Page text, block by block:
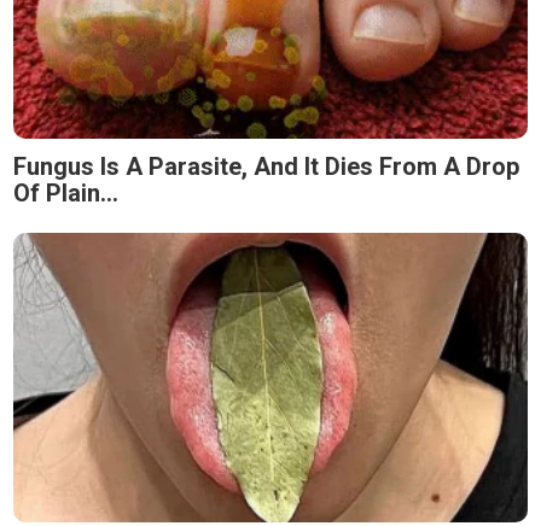
Fungus Is A Parasite, And It Dies From A Drop
Of Plain...